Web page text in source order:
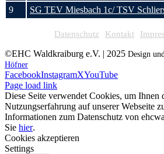
9
SG TEV Miesbach 1c/ TSV
Datenschutz Kontakt
©EHC Waldkraiburg e.V. | 2025 Design
Höfner
FacebookInstagramXYouTube
Page load link
Diese Seite verwendet Cookies, um Ihnen
Nutzungserfahrung auf unserer Webseite
Informationen zum Datenschutz von
Sie hier.
Cookies akzeptieren
Settings